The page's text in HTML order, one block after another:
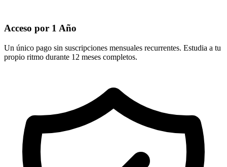
Acceso por 1 Año
Un único pago sin suscripciones mensuales recurrentes. Estudia a tu
propio ritmo durante 12 meses completos.